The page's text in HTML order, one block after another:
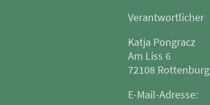
Verantwortlicher
Katja Pongracz
Am Liss 6
72108 Rottenburg
E-Mail-Adresse: